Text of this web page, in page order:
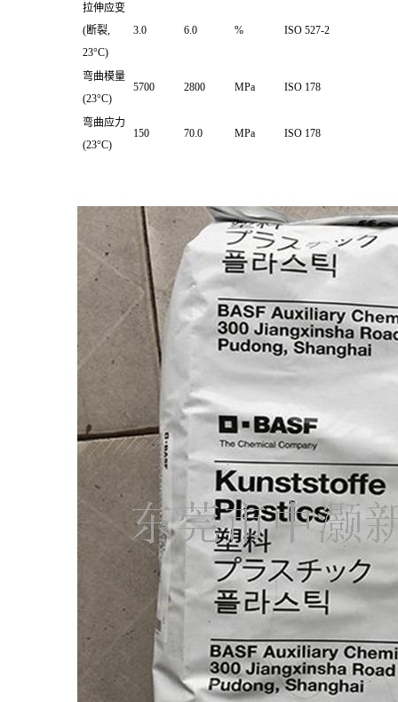
拉伸应变
(断裂,
23°C)
3.0 6.0 % ISO 527-2
弯曲模量
(23°C)
5700 2800 MPa ISO 178
弯曲应力
(23°C)
150 70.0 MPa ISO 178